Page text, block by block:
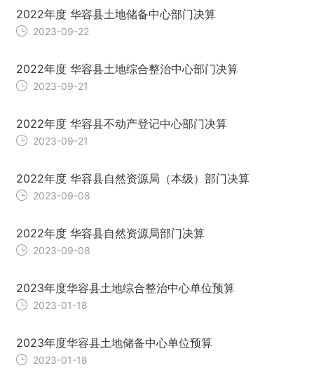
2022年度 华容县土地储备中心部门决算
2023-09-22
2022年度 华容县土地综合整治中心部门决算
2023-09-21
2022年度 华容县不动产登记中心部门决算
2023-09-21
2022年度 华容县自然资源局（本级）部门决算
2023-09-08
2022年度 华容县自然资源局部门决算
2023-09-08
2023年度华容县土地综合整治中心单位预算
2023-01-18
2023年度华容县土地储备中心单位预算
2023-01-18